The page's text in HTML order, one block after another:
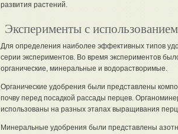
развития растений.
Эксперименты с
Для определения наиболее эффективных типов
серии экспериментов. Во время экспериментов
органические, минеральные и водорастворимые.
Органические удобрения были представлены
почву перед посадкой рассады перцев.
использованы на разных этапах выращивания
Минеральные удобрения были представлены